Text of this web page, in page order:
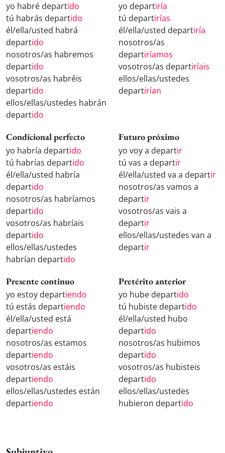
yo habré departido
tú habrás departido
él/ella/usted habrá
departido
nosotros/as habremos
departido
vosotros/as habréis
departido
ellos/ellas/ustedes habrán
departido
yo departiría
tú departirías
él/ella/usted departiría
nosotros/as
departiríamos
vosotros/as departiríais
ellos/ellas/ustedes
departirían
Condicional perfecto
yo habría departido
tú habrías departido
él/ella/usted habría
departido
nosotros/as habríamos
departido
vosotros/as habríais
departido
ellos/ellas/ustedes
habrían departido
Futuro próximo
yo voy a departir
tú vas a departir
él/ella/usted va a departir
nosotros/as vamos a
departir
vosotros/as vais a
departir
ellos/ellas/ustedes van a
departir
Presente continuo
yo estoy departiendo
tú estás departiendo
él/ella/usted está
departiendo
nosotros/as estamos
departiendo
vosotros/as estáis
departiendo
ellos/ellas/ustedes están
departiendo
Pretérito anterior
yo hube departido
tú hubiste departido
él/ella/usted hubo
departido
nosotros/as hubimos
departido
vosotros/as hubisteis
departido
ellos/ellas/ustedes
hubieron departido